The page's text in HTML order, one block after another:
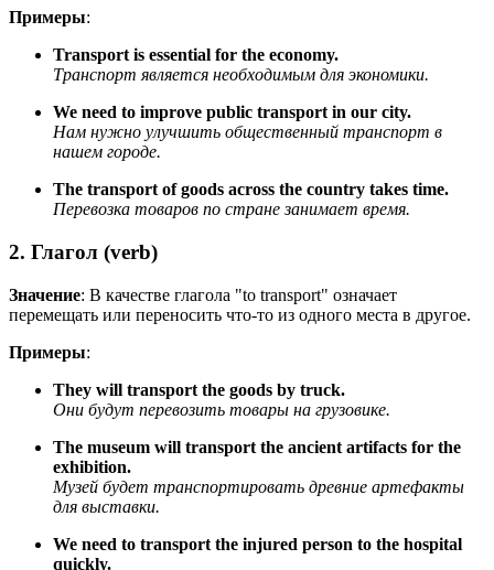
Примеры:
Transport is essential for the economy.
Транспорт является необходимым для экономики.
We need to improve public transport in our city.
Нам нужно улучшить общественный транспорт в
нашем городе.
The transport of goods across the country takes time.
Перевозка товаров по стране занимает время.
2. Глагол (verb)
Значение: В качестве глагола "to transport" означает
перемещать или переносить что-то из одного места в другое.
Примеры:
They will transport the goods by truck.
Они будут перевозить товары на грузовике.
The museum will transport the ancient artifacts for the
exhibition.
Музей будет транспортировать древние артефакты
для выставки.
We need to transport the injured person to the hospital
quickly.